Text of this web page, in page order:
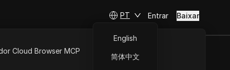
Cloud Browser MCP
PT
English
简体中文
Entrar Baixar